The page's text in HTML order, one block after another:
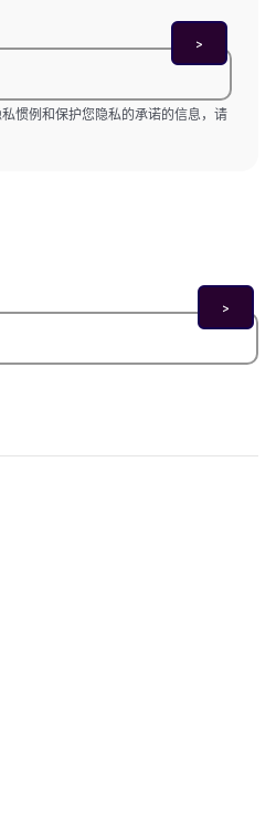
惯例和保护您隐私的承诺的信息，请